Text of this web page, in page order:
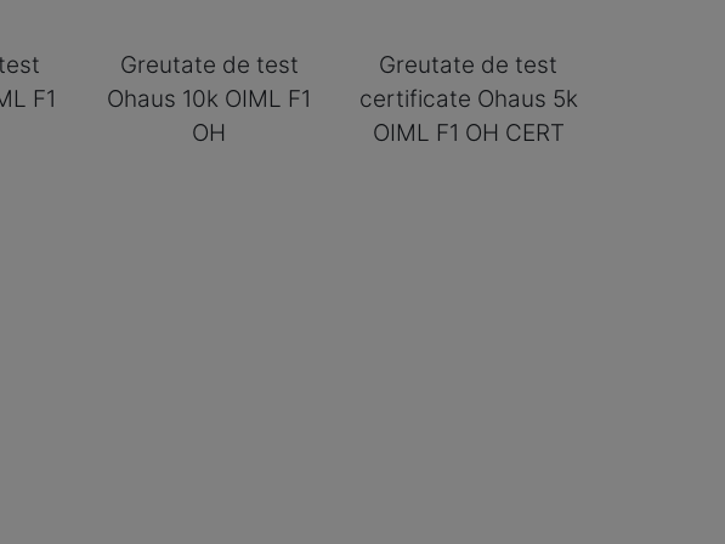
F1
Greutate de test
Ohaus 10k OIML F1
OH
Greutate de test
certificate Ohaus 5k
OIML F1 OH CERT